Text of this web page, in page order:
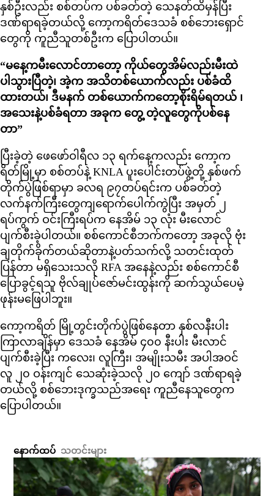
နှစ်ဦးလည်း စစ်တပ်က ပစ်ခတ်တဲ့ သေနတ်ထိမှန်ပြီး
ဒဏ်ရာရခဲ့တယ်လို့ ကော့ကရိတ်ဒေသခံ စစ်ဘေးရှောင်
တွေကို ကူညီသူတစ်ဦးက ပြောပါတယ်။
“မနေ့ကမီးလောင်တာတော့ ကိုယ်တွေအိမ်လည်းမီးထဲ
ပါသွားပြီတဲ့၊ အဲ့က အသိတစ်ယောက်လည်း ပစ်ခံထိ
ထားတယ်၊ ဒီမနက် တစ်ယောက်ကတော့စိုးရိမ်ရတယ် ၊
အသေးနဲ့ပစ်ခံရတာ အခုက တွေ့ တဲ့လူတွေကိုပစ်နေ
တာ”
ပြီးခဲ့တဲ့ ဖေဖော်ဝါရီလ ၁၃ ရက်နေ့ကလည်း ကော့က
ရိတ်မြို့မှာ စစ်တပ်နဲ့ KNLA ပူးပေါင်းတပ်ဖွဲ့တို့ နှစ်ဖက်
တိုက်ပွဲဖြစ်ရာမှာ ခလရ ၉၇တပ်ရင်းက ပစ်ခတ်တဲ့
လက်နက်ကြီးတွေကျရောက်ပေါက်ကွဲပြီး အမှတ် ၂
ရပ်ကွက် ဝင်းကြီးရပ်က နေအိမ် ၁၃ လုံး မီးလောင်
ပျက်စီးခဲ့ပါတယ်။ စစ်ကောင်စီဘက်ကတော့ အခုလို ဗုံး
ချတိုက်ခိုက်တယ်ဆိုတာနဲ့ပတ်သက်လို့ သတင်းထုတ်
ပြန်တာ မရှိသေးသလို RFA အနေနဲ့လည်း စစ်ကောင်စီ
ပြောခွင့်ရသူ ဗိုလ်ချုပ်ဇော်မင်းထွန်းကို ဆက်သွယ်ပေမဲ့
ဖုန်းမဖြေပါဘူး။
ကော့ကရိတ် မြို့တွင်းတိုက်ပွဲဖြစ်နေတာ နှစ်လနီးပါး
ကြာလာချိန်မှာ ဒေသခံ နေအိမ် ၄၀၀ နီးပါး မီးလာင်
ပျက်စီးခဲ့ပြီး ကလေး၊ လူကြီး၊ အမျိုးသမီး အပါအဝင်
လူ ၂၀ ဝန်းကျင် သေဆုံးခဲ့သလို ၂၀ ကျော် ဒဏ်ရာရခဲ့
တယ်လို့ စစ်ဘေးဒုက္ခသည်အရေး ကူညီနေသူတွေက
ပြောပါတယ်။
နောက်ထပ် သတင်းများ